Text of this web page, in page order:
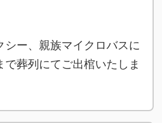
シー、親族マイクロバスに
で葬列にてご出棺いたしま